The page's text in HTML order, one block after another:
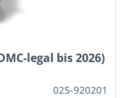
legal bis 2026)
025-920201